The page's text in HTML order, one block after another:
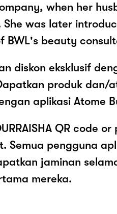
when her
She was later
BWL's beauty
diskon eksklusif
produk dan/
aplikasi Atome
QR code
Semua pengguna
jaminan
mereka.